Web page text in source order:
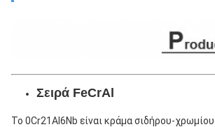
Σειρά FeCrAl
Το 0Cr21Al6Nb είναι κράμα σιδήρου-